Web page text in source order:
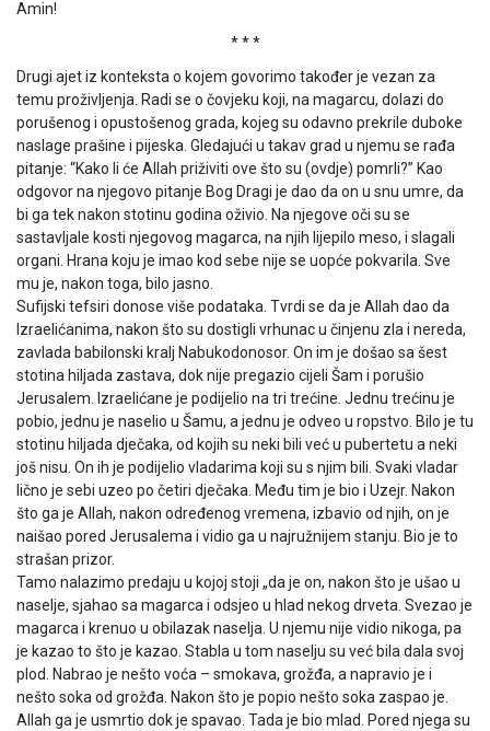
Amin!
* * *
Drugi ajet iz konteksta o kojem govorimo također je vezan za
temu proživljenja. Radi se o čovjeku koji, na magarcu, dolazi do
porušenog i opustošenog grada, kojeg su odavno prekrile duboke
naslage prašine i pijeska. Gledajući u takav grad u njemu se rađa
pitanje: “Kako li će Allah priživiti ove što su (ovdje) pomrli?” Kao
odgovor na njegovo pitanje Bog Dragi je dao da on u snu umre, da
bi ga tek nakon stotinu godina oživio. Na njegove oči su se
sastavljale kosti njegovog magarca, na njih lijepilo meso, i slagali
organi. Hrana koju je imao kod sebe nije se uopće pokvarila. Sve
mu je, nakon toga, bilo jasno.
Sufijski tefsiri donose više podataka. Tvrdi se da je Allah dao da
Izraelićanima, nakon što su dostigli vrhunac u činjenu zla i nereda,
zavlada babilonski kralj Nabukodonosor. On im je došao sa šest
stotina hiljada zastava, dok nije pregazio cijeli Šam i porušio
Jerusalem. Izraelićane je podijelio na tri trećine. Jednu trećinu je
pobio, jednu je naselio u Šamu, a jednu je odveo u ropstvo. Bilo je tu
stotinu hiljada dječaka, od kojih su neki bili već u pubertetu a neki
još nisu. On ih je podijelio vladarima koji su s njim bili. Svaki vladar
lično je sebi uzeo po četiri dječaka. Među tim je bio i Uzejr. Nakon
što ga je Allah, nakon određenog vremena, izbavio od njih, on je
naišao pored Jerusalema i vidio ga u najružnijem stanju. Bio je to
strašan prizor.
Tamo nalazimo predaju u kojoj stoji „da je on, nakon što je ušao u
naselje, sjahao sa magarca i odsjeo u hlad nekog drveta. Svezao je
magarca i krenuo u obilazak naselja. U njemu nije vidio nikoga, pa
je kazao to što je kazao. Stabla u tom naselju su već bila dala svoj
plod. Nabrao je nešto voća – smokava, grožđa, a napravio je i
nešto soka od grožđa. Nakon što je popio nešto soka zaspao je.
Allah ga je usmrtio dok je spavao. Tada je bio mlad. Pored njega su